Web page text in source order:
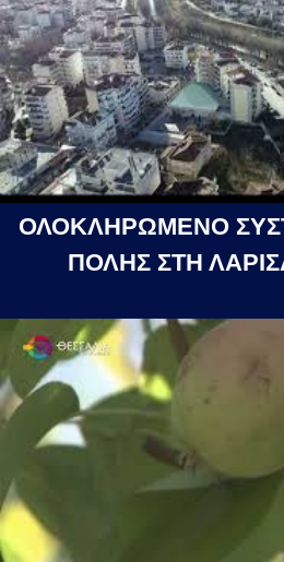
ΟΛΟΚΛΗΡΩΜΕΝΟ
ΠΟΛΗΣ ΣΤΗ